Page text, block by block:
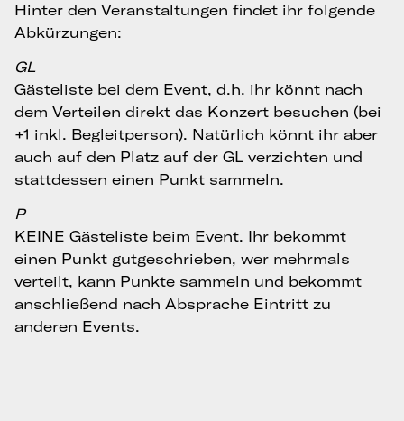
Hinter den Veranstaltungen findet ihr folgende
Abkürzungen:
GL
Gästeliste bei dem Event, d.h. ihr könnt nach
dem Verteilen direkt das Konzert besuchen (bei
+1 inkl. Begleitperson). Natürlich könnt ihr aber
auch auf den Platz auf der GL verzichten und
stattdessen einen Punkt sammeln.
P
KEINE Gästeliste beim Event. Ihr bekommt
einen Punkt gutgeschrieben, wer mehrmals
verteilt, kann Punkte sammeln und bekommt
anschließend nach Absprache Eintritt zu
anderen Events.